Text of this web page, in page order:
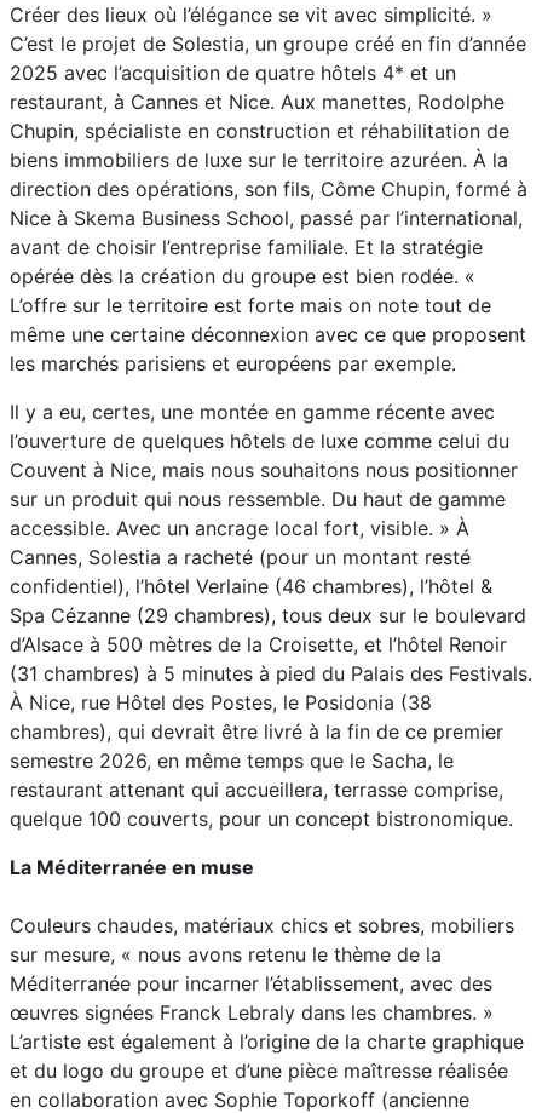
Créer des lieux où l’élégance se vit avec simplicité. »
C’est le projet de Solestia, un groupe créé en fin d’année
2025 avec l’acquisition de quatre hôtels 4* et un
restaurant, à Cannes et Nice. Aux manettes, Rodolphe
Chupin, spécialiste en construction et réhabilitation de
biens immobiliers de luxe sur le territoire azuréen. À la
direction des opérations, son fils, Côme Chupin, formé à
Nice à Skema Business School, passé par l’international,
avant de choisir l’entreprise familiale. Et la stratégie
opérée dès la création du groupe est bien rodée. «
L’offre sur le territoire est forte mais on note tout de
même une certaine déconnexion avec ce que proposent
les marchés parisiens et européens par exemple.
Il y a eu, certes, une montée en gamme récente avec
l’ouverture de quelques hôtels de luxe comme celui du
Couvent à Nice, mais nous souhaitons nous positionner
sur un produit qui nous ressemble. Du haut de gamme
accessible. Avec un ancrage local fort, visible. » À
Cannes, Solestia a racheté (pour un montant resté
confidentiel), l’hôtel Verlaine (46 chambres), l’hôtel &
Spa Cézanne (29 chambres), tous deux sur le boulevard
d’Alsace à 500 mètres de la Croisette, et l’hôtel Renoir
(31 chambres) à 5 minutes à pied du Palais des Festivals.
À Nice, rue Hôtel des Postes, le Posidonia (38
chambres), qui devrait être livré à la fin de ce premier
semestre 2026, en même temps que le Sacha, le
restaurant attenant qui accueillera, terrasse comprise,
quelque 100 couverts, pour un concept bistronomique.
La Méditerranée en muse
Couleurs chaudes, matériaux chics et sobres, mobiliers
sur mesure, « nous avons retenu le thème de la
Méditerranée pour incarner l’établissement, avec des
œuvres signées Franck Lebraly dans les chambres. »
L’artiste est également à l’origine de la charte graphique
et du logo du groupe et d’une pièce maîtresse réalisée
en collaboration avec Sophie Toporkoff (ancienne